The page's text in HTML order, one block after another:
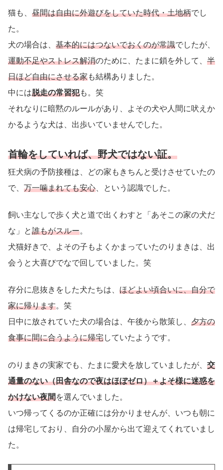
猫も、 昼間は自由に外遊びをしていた時代・土地柄でし
た。
犬の場合は、 基本的にはつないでおくのが常識でしたが、
運動不足やストレス解消のために、たまに鎖を外して、 半
日ほど自由にさせる家も結構ありました。
中には脱走の常習犯も。笑
それなりに暗黙のルールがあり、よその犬や人間に吠えか
かるような犬は、出歩いていませんでした。
首輪をしていれば、野犬ではない証。
狂犬病の予防接種は、どの家もきちんと受けさせていたの
で、 万一噛まれても安心 、という認識でした。
飼い主なしで歩く犬と道で出くわすと「あそこの家の犬だ
な」と誰もがスルー。
犬猫好きで、よその子もよくかまっていたのりまきは、出
会うと大喜びでなで回していました。笑
存分に息抜きをした犬たちは、 ほどよい頃合いに、自分で
家に帰ります。笑
日中に放されていた犬の場合は、午後から散策し、 夕方の
食事に間に合うように帰宅していたようです。
のりまきの実家でも、たまに愛犬を放していましたが、 交
通量のない（田舎なので夜はほぼゼロ）＋よそ様に迷惑を
かけない夜間を選んでいました。
いつ帰ってくるのか正確には分かりませんが、いつも朝に
は帰宅しており、自分の小屋から出て迎えてくれていまし
た。